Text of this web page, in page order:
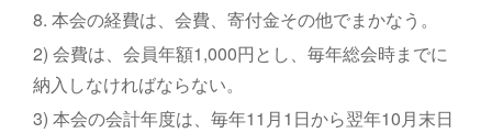
8. 本会の経費は、会費、寄付金その他でまかなう。
2) 会費は、会員年額1,000円とし、毎年総会時までに
納入しなければならない。
3) 本会の会計年度は、毎年11月1日から翌年10月末日